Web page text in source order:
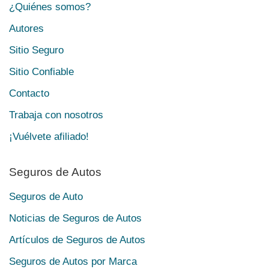
¿Quiénes somos?
Autores
Sitio Seguro
Sitio Confiable
Contacto
Trabaja con nosotros
¡Vuélvete afiliado!
Seguros de Autos
Seguros de Auto
Noticias de Seguros de Autos
Artículos de Seguros de Autos
Seguros de Autos por Marca